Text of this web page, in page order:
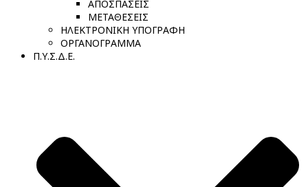
ΑΠΟΣΠΑΣΕΙΣ
ΜΕΤΑΘΕΣΕΙΣ
ΗΛΕΚΤΡΟΝΙΚΗ ΥΠΟΓΡΑΦΗ
ΟΡΓΑΝΟΓΡΑΜΜΑ
Π.Υ.Σ.Δ.Ε.